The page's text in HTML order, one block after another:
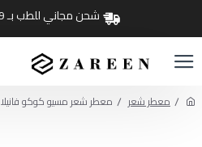
شحن مجاني للطب بـ 299 ريال فأكثر
معطر شعر معطر شعر مسيو كوكو فانيلا 100مل